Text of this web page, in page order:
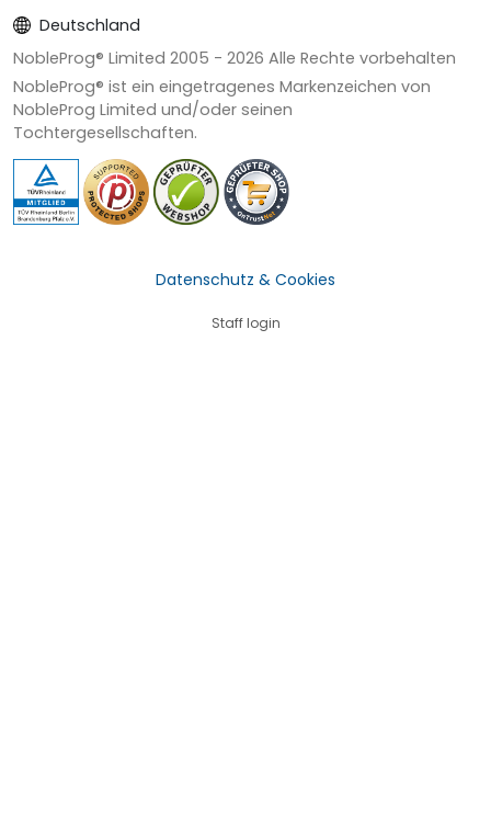
Deutschland
NobleProg® Limited 2005 - 2026 Alle Rechte vorbehalten
NobleProg® ist ein eingetragenes Markenzeichen von
NobleProg Limited und/oder seinen
Tochtergesellschaften.
Datenschutz & Cookies
Staff login